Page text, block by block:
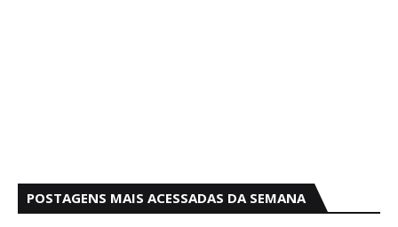
POSTAGENS MAIS ACESSADAS DA SEMANA